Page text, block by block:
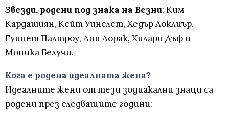
Звезди, родени под знака на Везни: Ким
Кардашиян, Кейт Уинслет, Хедър Локлиър,
Гуинет Палтроу, Ани Лорак, Хилари Дъф и
Моника Белучи.
Кога е родена идеалната жена?
Идеалните жени от тези зодиакални знаци са
родени през следващите години: